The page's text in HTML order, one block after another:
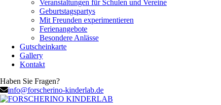
Veranstaltungen für Schulen und Vereine
Geburtstagspartys
Mit Freunden experimentieren
Ferienangebote
Besondere Anlässe
Gutscheinkarte
Gallery
Kontakt
Haben Sie Fragen?
info@forscherino-kinderlab.de